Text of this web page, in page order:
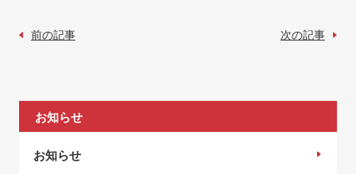
前の記事 次の記事
お知らせ
お知らせ